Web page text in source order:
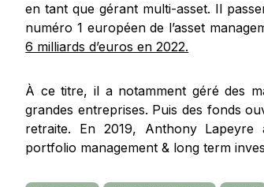
en tant que gérant multi-asset. Il
numéro 1 européen de l’asset
6 milliards d’euros en 2022.
À ce titre, il a notamment géré des
grandes entreprises. Puis des fonds
retraite. En 2019, Anthony
portfolio management & long term